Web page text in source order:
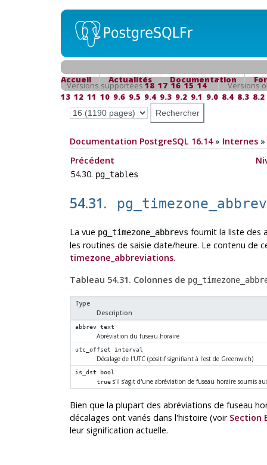
Accueil Actualités Documentation
Versions supportées18 17 16 15 14
Versions
13 12 11 10 9.6 9.5 9.4 9.3 9.2 9.1 9.0 8.4 8.3 8.2
Documentation PostgreSQL 16.14» Internes»
Précédent
54.30. pg_tables
54.31.
La vue pg_timezone_abbrevs fournit la liste des
les routines de saisie date/heure. Le contenu de
timezone_abbreviations.
Tableau 54.31. Colonnes de
Type
Description
abbrev text
Abréviation du fuseau horaire
utc_offset interval
Décalage de l'UTC (positif signifiant à l'est de Greenwich)
is_dst
bool
trues'il s'agit d'une abréviation de fuseau horaire soumis
Bien que la plupart des abréviations de fuseau
décalages ont variés dans l'histoire (voir Section
leur signification actuelle.